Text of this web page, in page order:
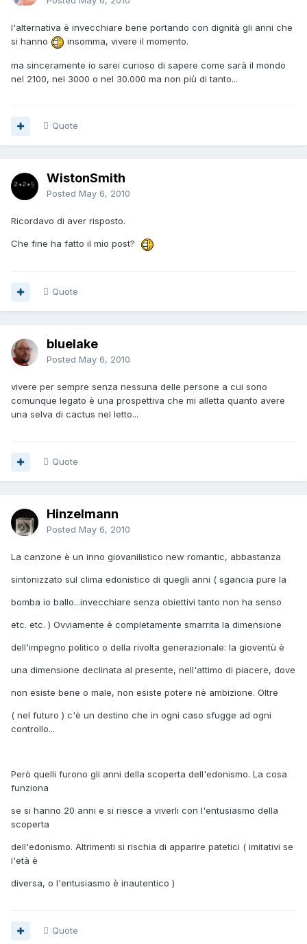
l'alternativa è invecchiare bene portando con dignità gli anni che
si hanno
insomma, vivere il momento.
ma sinceramente io sarei curioso di sapere come sarà il mondo
nel 2100, nel 3000 o nel 30.000 ma non più di tanto...
Quote
WistonSmith
Posted May 6, 2010
Ricordavo di aver risposto.
Che fine ha fatto il mio post?
Quote
bluelake
Posted May 6, 2010
vivere per sempre senza nessuna delle persone a cui sono
comunque legato è una prospettiva che mi alletta quanto avere
una selva di cactus nel letto...
Quote
Hinzelmann
Posted May 6, 2010
La canzone è un inno giovanilistico new romantic, abbastanza
sintonizzato sul clima edonistico di quegli anni ( sgancia pure la
bomba io ballo...invecchiare senza obiettivi tanto non ha senso
etc. etc. ) Ovviamente è completamente smarrita la dimensione
dell'impegno politico o della rivolta generazionale: la gioventù è
una dimensione declinata al presente, nell'attimo di piacere, dove
non esiste bene o male, non esiste potere nè ambizione. Oltre
( nel futuro ) c'è un destino che in ogni caso sfugge ad ogni
controllo...
Però quelli furono gli anni della scoperta dell'edonismo. La cosa
funziona
se si hanno 20 anni e si riesce a viverli con l'entusiasmo della
scoperta
dell'edonismo. Altrimenti si rischia di apparire patetici ( imitativi se
l'età è
diversa, o l'entusiasmo è inautentico )
Quote